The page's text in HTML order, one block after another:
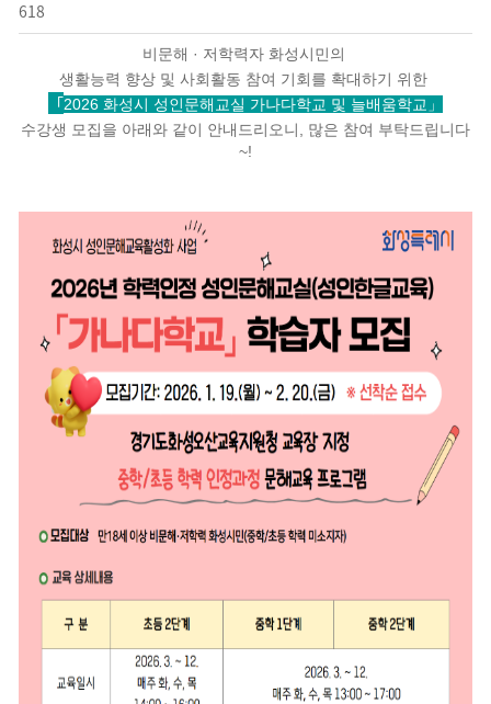
618
비문해 · 저학력자 화성시민의
생활능력 향상 및 사회활동 참여 기회를 확대하기 위한
「2026 화성시 성인문해교실 가나다학교 및 늘배움학교」
수강생 모집을 아래와 같이 안내드리오니, 많은 참여 부탁드립니다
~!